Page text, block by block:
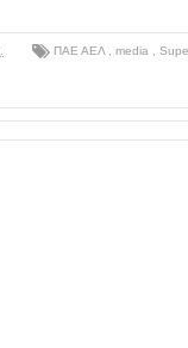
ΠΑΕ ΑΕΛ media